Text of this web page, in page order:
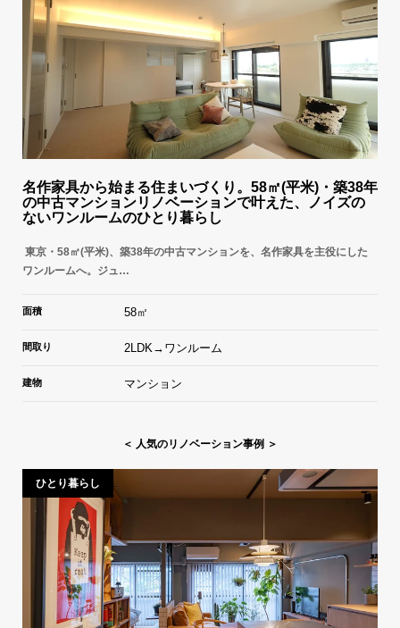
名作家具から始まる住まいづくり。58㎡(平米)・築38年
の中古マンションリノベーションで叶えた、ノイズの
ないワンルームのひとり暮らし
東京・58㎡(平米)、築38年の中古マンションを、名作家具を主役にした
ワンルームへ。ジュ…
面積 58㎡
間取り 2LDK→ワンルーム
建物 マンション
＜ 人気のリノベーション事例 ＞
ひとり暮らし